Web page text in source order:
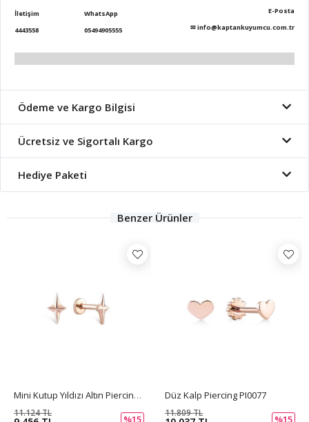
İletişim
4443558
WhatsApp
05494905555
E-Posta
✉info@kaptankuyumcu.com.tr
Ödeme ve Kargo Bilgisi
Ücretsiz ve Sigortalı Kargo
Hediye Paketi
Benzer Ürünler
Mini Kutup Yıldızı Altın Piercing PI0103
11.124 TL
%15
Düz Kalp Piercing PI0077
11.809 TL
%15